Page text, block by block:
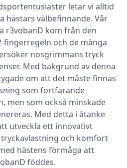
letar vi alltid
hästars välbefinnande. Vår
r3vobanD kom från den
och de många
nosgrimmans tryck
Med bakgrund av denna
om att det måste finnas
som fortfarande
men som också minskade
Med detta i åtanke
utveckla ett innovativt
och komfort
hästens förmåga att
föddes.